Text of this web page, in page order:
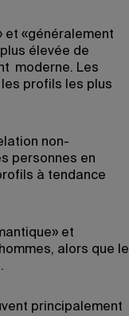
et «généralement
élevée de
moderne. Les
profils les plus
non-
personnes en
à tendance
et
alors que le
principalement